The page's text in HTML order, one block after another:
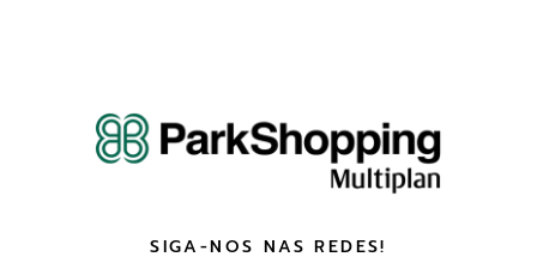
SIGA-NOS NAS REDES!